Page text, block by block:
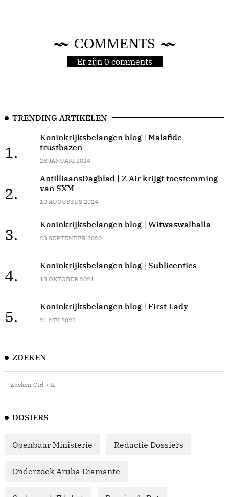
COMMENTS
Er zijn 0 comments
TRENDING ARTIKELEN
1.
Koninkrijksbelangen blog | Malafide
trustbazen
28 JANUARI 2024
2.
AntilliaansDagblad | Z Air krijgt toestemming
van SXM
10 AUGUSTUS 2024
3.
Koninkrijksbelangen blog | Witwaswalhalla
23 SEPTEMBER 2020
4.
Koninkrijksbelangen blog | Sublicenties
13 OKTOBER 2021
5.
Koninkrijksbelangen blog | First Lady
21 MEI 2023
ZOEKEN
DOSIERS
Openbaar Ministerie Redactie Dossiers
Onderzoek Aruba Diamante